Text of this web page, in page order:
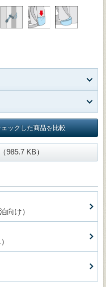
ックした商品を比較
985.7 KB）
向け）